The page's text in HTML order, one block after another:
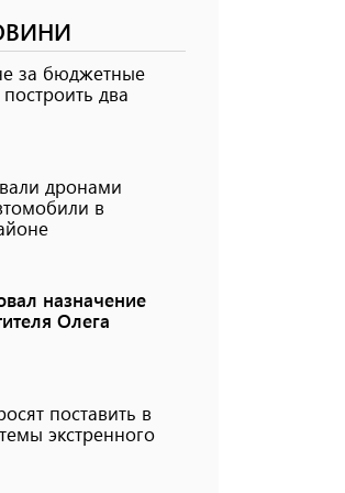
за бюджетные
два
дронами
в
назначение
Олега
поставить в
экстренного